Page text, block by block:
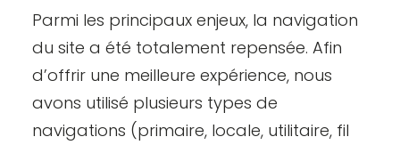
Parmi les principaux enjeux, la navigation
du site a été totalement repensée. Afin
d’offrir une meilleure expérience, nous
avons utilisé plusieurs types de
navigations (primaire, locale, utilitaire, fil